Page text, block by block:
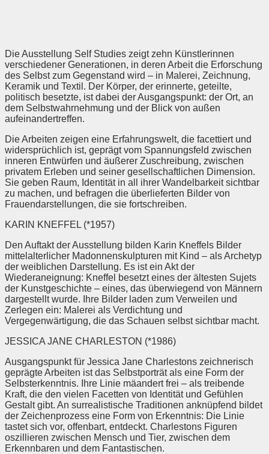
Die Ausstellung Self Studies zeigt zehn Künstlerinnen
verschiedener Generationen, in deren Arbeit die Erforschung
des Selbst zum Gegenstand wird – in Malerei, Zeichnung,
Keramik und Textil. Der Körper, der erinnerte, geteilte,
politisch besetzte, ist dabei der Ausgangspunkt: der Ort, an
dem Selbstwahrnehmung und der Blick von außen
aufeinandertreffen.
Die Arbeiten zeigen eine Erfahrungswelt, die facettiert und
widersprüchlich ist, geprägt vom Spannungsfeld zwischen
inneren Entwürfen und äußerer Zuschreibung, zwischen
privatem Erleben und seiner gesellschaftlichen Dimension.
Sie geben Raum, Identität in all ihrer Wandelbarkeit sichtbar
zu machen, und befragen die überlieferten Bilder von
Frauendarstellungen, die sie fortschreiben.
KARIN KNEFFEL (*1957)
Den Auftakt der Ausstellung bilden Karin Kneffels Bilder
mittelalterlicher Madonnenskulpturen mit Kind – als Archetyp
der weiblichen Darstellung. Es ist ein Akt der
Wiederaneignung: Kneffel besetzt eines der ältesten Sujets
der Kunstgeschichte – eines, das überwiegend von Männern
dargestellt wurde. Ihre Bilder laden zum Verweilen und
Zerlegen ein: Malerei als Verdichtung und
Vergegenwärtigung, die das Schauen selbst sichtbar macht.
JESSICA JANE CHARLESTON (*1986)
Ausgangspunkt für Jessica Jane Charlestons zeichnerisch
geprägte Arbeiten ist das Selbstporträt als eine Form der
Selbsterkenntnis. Ihre Linie mäandert frei – als treibende
Kraft, die den vielen Facetten von Identität und Gefühlen
Gestalt gibt. An surrealistische Traditionen anknüpfend bildet
der Zeichenprozess eine Form von Erkenntnis: Die Linie
tastet sich vor, offenbart, entdeckt. Charlestons Figuren
oszillieren zwischen Mensch und Tier, zwischen dem
Erkennbaren und dem Fantastischen.